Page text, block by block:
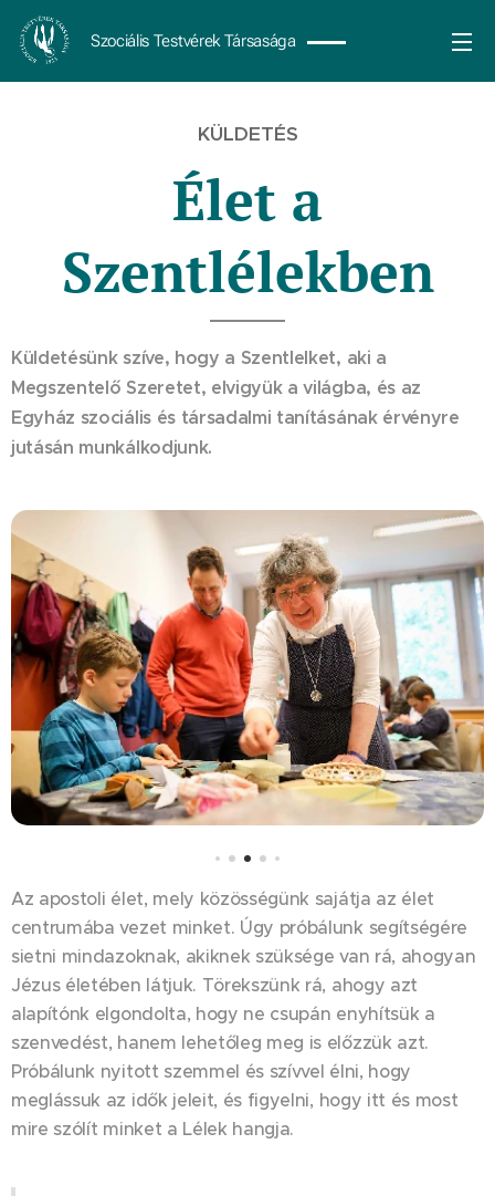
Szociális Testvérek Társasága
KÜLDETÉS
Élet a
Szentlélekben
Küldetésünk szíve, hogy a Szentlelket, aki a
Megszentelő Szeretet, elvigyük a világba, és az
Egyház szociális és társadalmi tanításának érvényre
jutásán munkálkodjunk.
Az apostoli élet, mely közösségünk sajátja az élet
centrumába vezet minket. Úgy próbálunk segítségére
sietni mindazoknak, akiknek szüksége van rá, ahogyan
Jézus életében látjuk. Törekszünk rá, ahogy azt
alapítónk elgondolta, hogy ne csupán enyhítsük a
szenvedést, hanem lehetőleg meg is előzzük azt.
Próbálunk nyitott szemmel és szívvel élni, hogy
meglássuk az idők jeleit, és figyelni, hogy itt és most
mire szólít minket a Lélek hangja.